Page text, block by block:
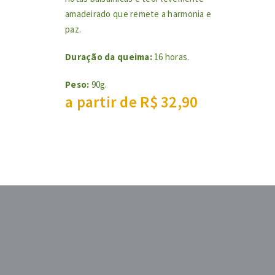
amadeirado que remete a harmonia e
paz.
Duração da queima:16 horas.
Peso: 90g.
a partir de R$32,90